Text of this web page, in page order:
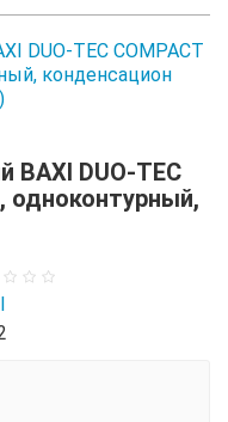
BAXI DUO-TEC
одноконтурный,